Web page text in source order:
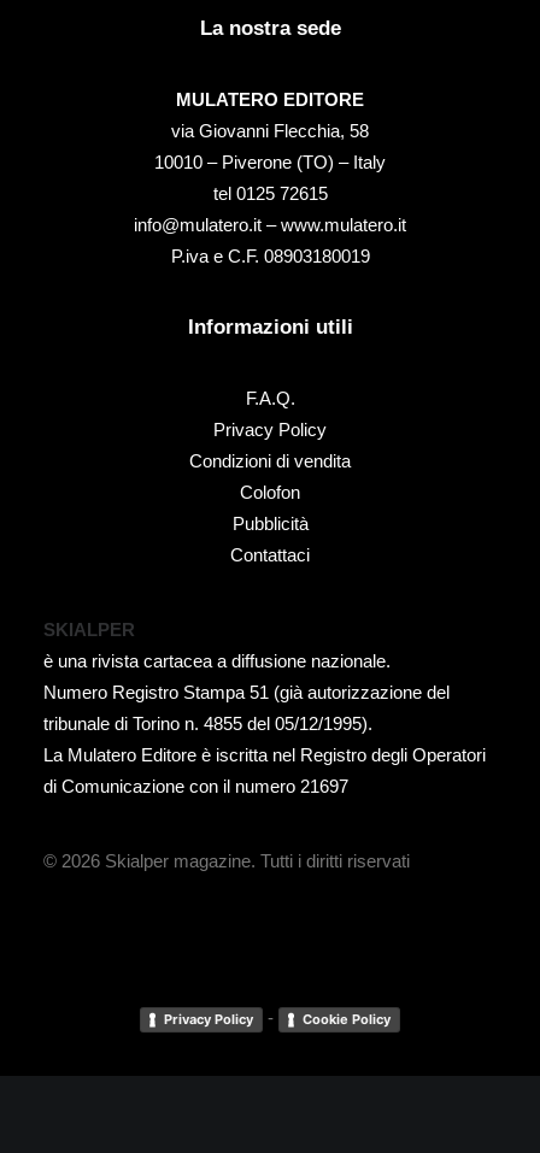
La nostra sede
MULATERO EDITORE
via Giovanni Flecchia, 58
10010 – Piverone (TO) – Italy
tel ‭0125 72615‬
info@mulatero.it –www.mulatero.it
P.iva e C.F. 08903180019
Informazioni utili
F.A.Q.
Privacy Policy
Condizioni di vendita
Colofon
Pubblicità
Contattaci
SKIALPER
è una rivista cartacea a diffusione nazionale.
Numero Registro Stampa 51 (già autorizzazione del
tribunale di Torino n. 4855 del 05/12/1995).
La Mulatero Editore è iscritta nel Registro degli Operatori
di Comunicazione con il numero 21697
© 2026 Skialper magazine. Tutti i diritti riservati
Privacy Policy - Cookie Policy